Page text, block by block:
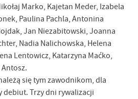
Marko, Kajetan Meder, Izabela
Paulina Pachla, Antonina
Jan Niezabitowski, Joanna
Nadia Nalichowska, Helena
Lentowicz, Katarzyna Maćko,
się tym zawodnikom, dla
debiut. Trzy dni rywalizacji